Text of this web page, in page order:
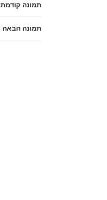
תמונה קודמת
תמונה הבאה